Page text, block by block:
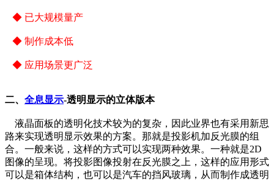
◆ 已大规模量产
◆ 制作成本低
◆ 应用场景更广泛
二、 全息显示-透明显示的立体版本
液晶面板的透明化技术较为的复杂，因此业界也有采用新思
路来实现透明显示效果的方案。那就是投影机加反光膜的组
合。一般来说，这样的方式可以实现两种效果。一种就是2D
图像的呈现。将投影图像投射在反光膜之上，这样的应用形式
可以是箱体结构，也可以是汽车的挡风玻璃，从而制作成透明